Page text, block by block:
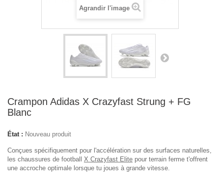
Agrandir l'image
Crampon Adidas X Crazyfast Strung + FG
Blanc
État : Nouveau produit
Conçues spécifiquement pour l'accélération sur des surfaces naturelles,
les chaussures de football X Crazyfast Elite pour terrain ferme t'offrent
une accroche optimale lorsque tu joues à grande vitesse.